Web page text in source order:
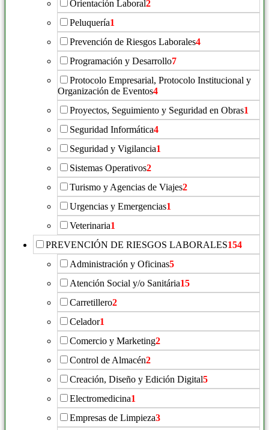
Orientación Laboral2
Peluquería1
Prevención de Riesgos Laborales4
Programación y Desarrollo7
Protocolo Empresarial, Protocolo Institucional y
Organización de Eventos4
Proyectos, Seguimiento y Seguridad en Obras1
Seguridad Informática4
Seguridad y Vigilancia1
Sistemas Operativos2
Turismo y Agencias de Viajes2
Urgencias y Emergencias1
Veterinaria1
PREVENCIÓN DE RIESGOS LABORALES154
Administración y Oficinas5
Atención Social y/o Sanitária15
Carretillero2
Celador1
Comercio y Marketing2
Control de Almacén2
Creación, Diseño y Edición Digital5
Electromedicina1
Empresas de Limpieza3